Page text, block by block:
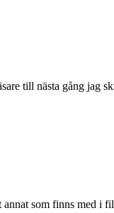
till nästa gång jag
annat som finns med i